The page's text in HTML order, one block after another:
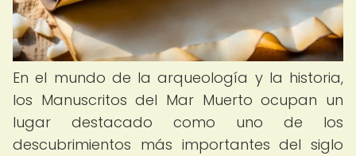
En el mundo de la arqueología y la historia,
los Manuscritos del Mar Muerto ocupan un
lugar destacado como uno de los
descubrimientos más importantes del siglo